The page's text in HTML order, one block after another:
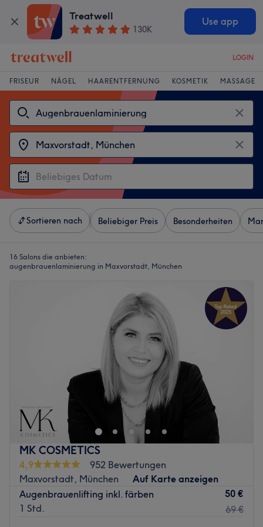
Treatwell
130K
Use app
LOGIN
FRISEUR NÄGEL HAARENTFERNUNG KOSMETIK MASSAGE
Sortieren nach Beliebiger Preis Besonderheiten
16 Salons die anbieten:
augenbrauenlaminierung in Maxvorstadt, München
MK COSMETICS
4,9
952 Bewertungen
Maxvorstadt, München
Auf Karte anzeigen
Augenbrauenlifting inkl. färben
1 Std.
50 €
69 €